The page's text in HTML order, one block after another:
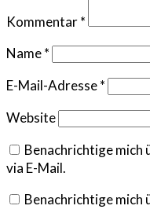
Kommentar*
Name*
E-Mail-Adresse*
Website
Benachrichtige mich
via E-Mail.
Benachrichtige mich